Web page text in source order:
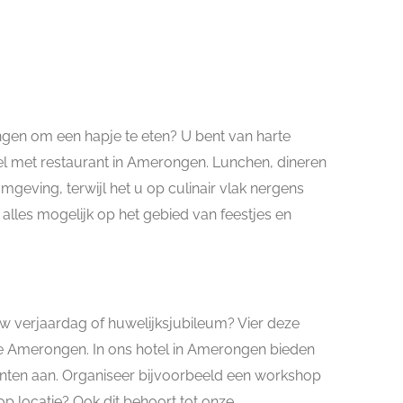
om een hapje te eten? U bent van harte
restaurant in Amerongen. Lunchen, dineren
terwijl het u op culinair vlak nergens
mogelijk op het gebied van feestjes en
verjaardag of huwelijksjubileum? Vier deze
In ons hotel in Amerongen bieden
aan. Organiseer bijvoorbeeld een workshop